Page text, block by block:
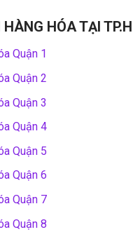
HÓA TẠI
Quận 1
Quận 2
Quận 3
Quận 4
Quận 5
Quận 6
Quận 7
Quận 8